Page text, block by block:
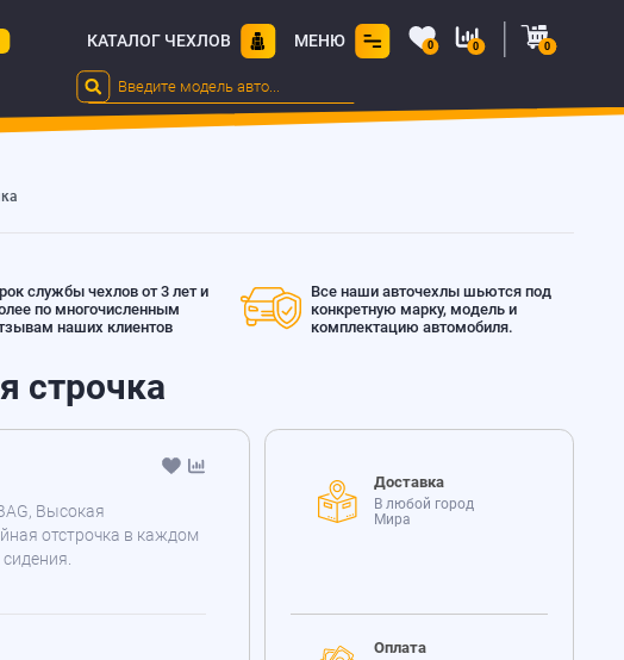
КАТАЛОГ ЧЕХЛОВ МЕНЮ 0 0 0
службы чехлов от 3 лет и
по многочисленным
наших клиентов
Все наши авточехлы шьются под
конкретную марку, модель и
комплектацию автомобиля.
строчка
Высокая
отстрочка в каждом
Доставка
В любой город
Мира
Оплата